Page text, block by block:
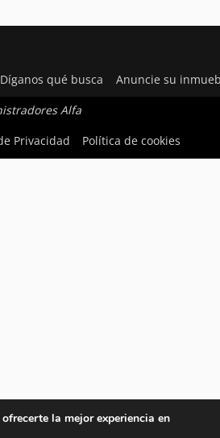
Díganos qué busca Anuncie su
Alfa
Privacidad Política de cookies
la mejor experiencia en